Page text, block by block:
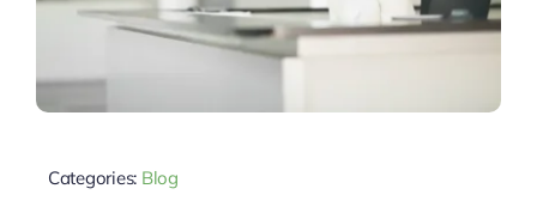
Categories: Blog